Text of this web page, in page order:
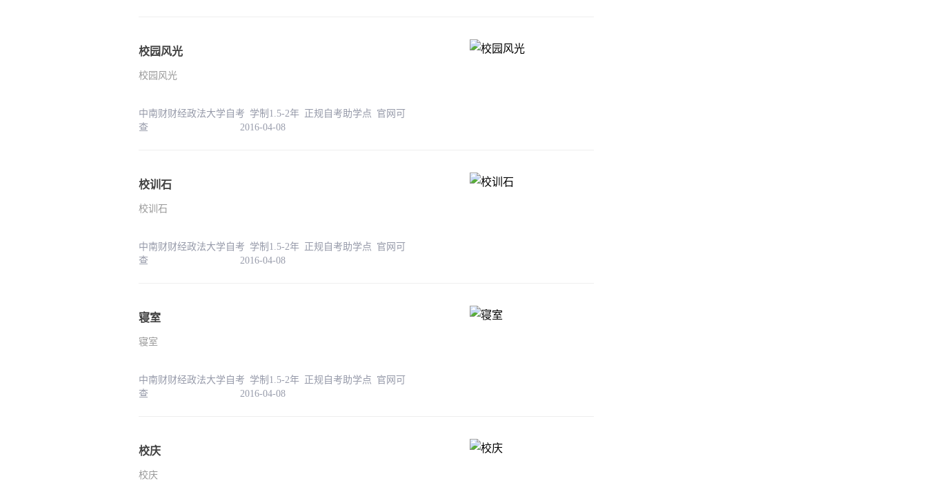
校园风光
校园风光
中南财财经政法大学自考 学制1.5-2年 正规自考助学点 官网可
查 2016-04-08
校训石
校训石
中南财财经政法大学自考 学制1.5-2年 正规自考助学点 官网可
查 2016-04-08
寝室
寝室
中南财财经政法大学自考 学制1.5-2年 正规自考助学点 官网可
查 2016-04-08
校庆
校庆